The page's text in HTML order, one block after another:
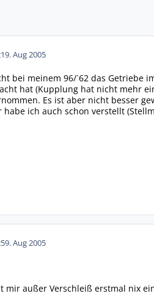
9. Aug 2005
bei meinem 96/`62 das Getriebe
hat (Kupplung hat nicht mehr
Es ist aber nicht besser
habe ich auch schon verstellt
9. Aug 2005
mir außer Verschleiß erstmal nix